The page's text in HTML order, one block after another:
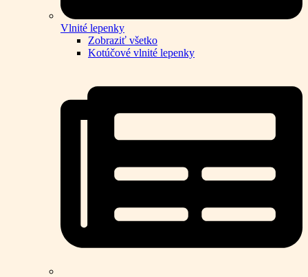
Vlnité lepenky
Zobraziť všetko
Kotúčové vlnité lepenky